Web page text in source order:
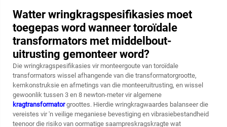
Watter wringkragspesifikasies moet
toegepas word wanneer toroïdale
transformators met middelbout-
uitrusting gemonteer word?
Die wringkragspesifikasies vir monteergoute van toroïdale
transformators wissel afhangende van die transformatorgrootte,
kernkonstruksie en afmetings van die monteeruitrusting, en wissel
gewoonlik tussen 3 en 8 newton-meter vir algemene
kragtransformatorgroottes. Hierdie wringkragwaardes balanseer die
vereistes vir 'n veilige meganiese bevestiging en vibrasiebestandheid
teenoor die risiko van oormatige saampreskragskragte wat